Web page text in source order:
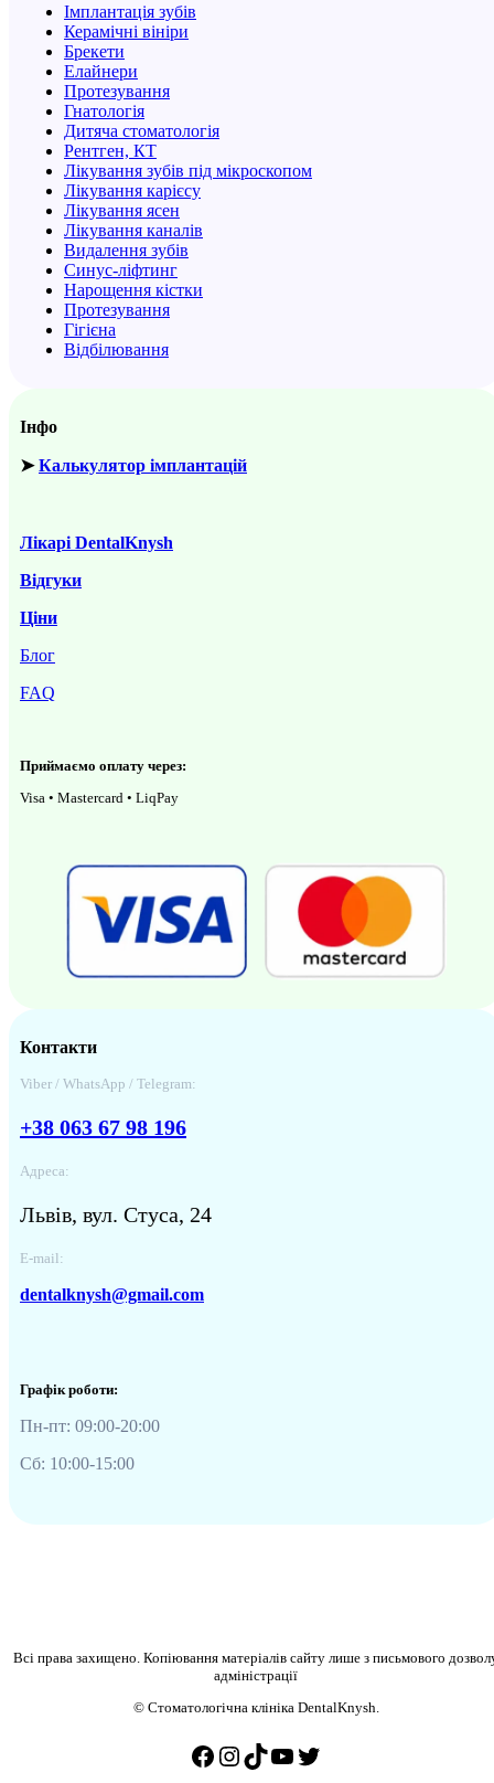
Імплантація зубів
Керамічні вініри
Брекети
Елайнери
Протезування
Гнатологія
Дитяча стоматологія
Рентген, КТ
Лікування зубів під мікроскопом
Лікування карієсу
Лікування ясен
Лікування каналів
Видалення зубів
Синус-ліфтинг
Нарощення кістки
Протезування
Гігієна
Відбілювання
Інфо
➤ Калькулятор імплантацій
Лікарі DentalKnysh
Відгуки
Ціни
Блог
FAQ
Приймаємо оплату через:
Visa • Mastercard • LiqPay
Контакти
Viber / WhatsApp / Telegram:
+38 063 67 98 196
Адреса:
Львів, вул. Стуса, 24
E-mail:
dentalknysh@gmail.com
Графік роботи:
Пн-пт: 09:00-20:00
Сб: 10:00-15:00
Всі права захищено. Копіювання матеріалів сайту лише з письмового
адміністрації
© Стоматологічна клініка DentalKnysh.
Facebook
Instagram
TikTok
YouTube
Twitter